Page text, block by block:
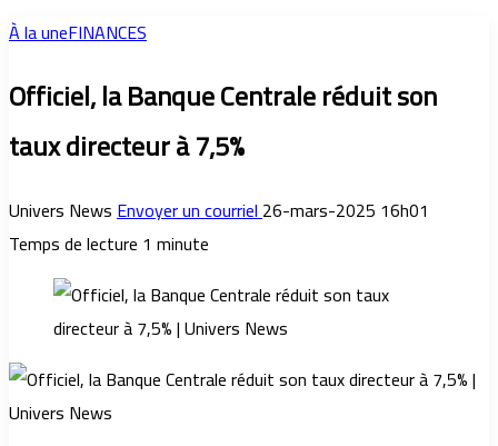
À la uneFINANCES
Officiel, la Banque Centrale réduit son
taux directeur à 7,5%
Univers NewsEnvoyer un courriel26-mars-2025 16h01
Temps de lecture 1 minute